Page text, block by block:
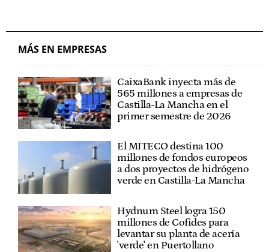
MÁS EN EMPRESAS
CaixaBank inyecta más de
565 millones a empresas de
Castilla-La Mancha en el
primer semestre de 2026
El MITECO destina 100
millones de fondos europeos
a dos proyectos de hidrógeno
verde en Castilla-La Mancha
Hydnum Steel logra 150
millones de Cofides para
levantar su planta de acería
'verde' en Puertollano